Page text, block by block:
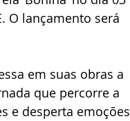
O lançamento será
em suas obras a
que percorre a
e desperta emoções